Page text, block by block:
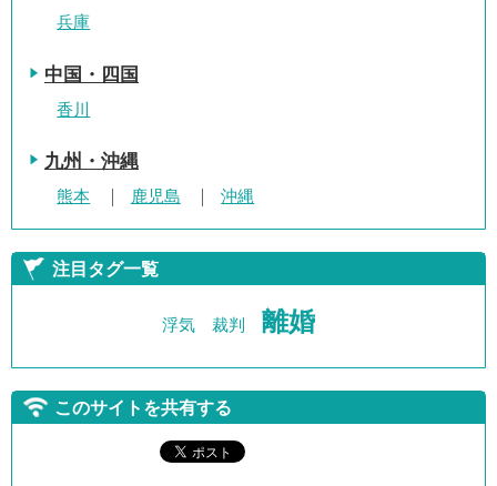
兵庫
中国・四国
香川
九州・沖縄
熊本 鹿児島 沖縄
注目タグ一覧
浮気 裁判 離婚
このサイトを共有する